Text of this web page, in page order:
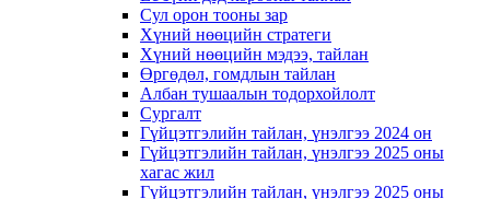
Сул орон тооны зар
Хүний нөөцийн стратеги
Хүний нөөцийн мэдээ, тайлан
Өргөдөл, гомдлын тайлан
Албан тушаалын тодорхойлолт
Сургалт
Гүйцэтгэлийн тайлан, үнэлгээ 2024 он
Гүйцэтгэлийн тайлан, үнэлгээ 2025 оны
хагас жил
Гүйцэтгэлийн тайлан, үнэлгээ 2025 оны